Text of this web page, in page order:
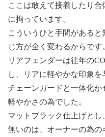
ここは敢えて接着したり
に拘っています。
こういうひと手間がある
じ方が全く変わるからです
リアフェンダーは往年の
し、リアに軽やかな印象を
チェーンガードと一体化
軽やかさの為でした。
マットブラック仕上げと
無いのは、オーナーの為